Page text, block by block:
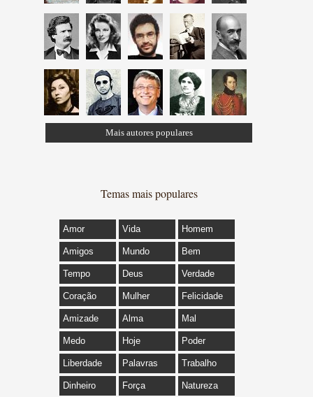
Mais autores populares
Temas mais populares
Amor Vida Homem
Amigos Mundo Bem
Tempo Deus Verdade
Coração Mulher Felicidade
Amizade Alma Mal
Medo Hoje Poder
Liberdade Palavras Trabalho
Dinheiro Força Natureza